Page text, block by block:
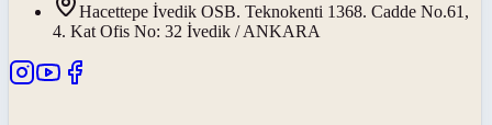
Hacettepe İvedik OSB. Teknokenti 1368. Cadde No.61,
4. Kat Ofis No: 32 İvedik / ANKARA